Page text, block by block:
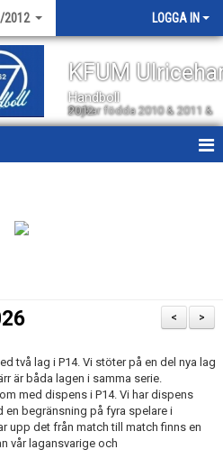
2012 LOGGA IN
KFUM
Handboll
Pojkar födda 2010 & 2011 & 2012
>
<
två lag i P14. Vi stöter på en del nya lag
är båda lagen i samma serie.
med dispens i P14. Vi har dispens
en begränsning på fyra spelare i
upp det från match till match finns en
vår lagansvarige och